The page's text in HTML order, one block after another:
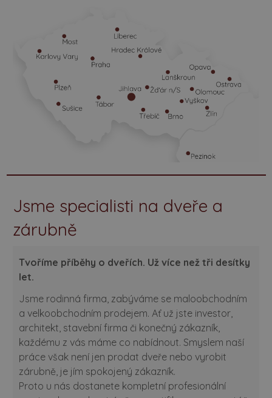
Jsme specialisti na dveře a
zárubně
Tvoříme příběhy o dveřích. Už více než tři desítky
let.
Jsme rodinná firma, zabýváme se maloobchodním
a velkoobchodním prodejem. Ať už jste investor,
architekt, stavební firma či konečný zákazník,
každému z vás máme co nabídnout. Smyslem naší
práce však není jen prodat dveře nebo vyrobit
zárubně, je jím spokojený zákazník.
Proto u nás dostanete kompletní profesionální